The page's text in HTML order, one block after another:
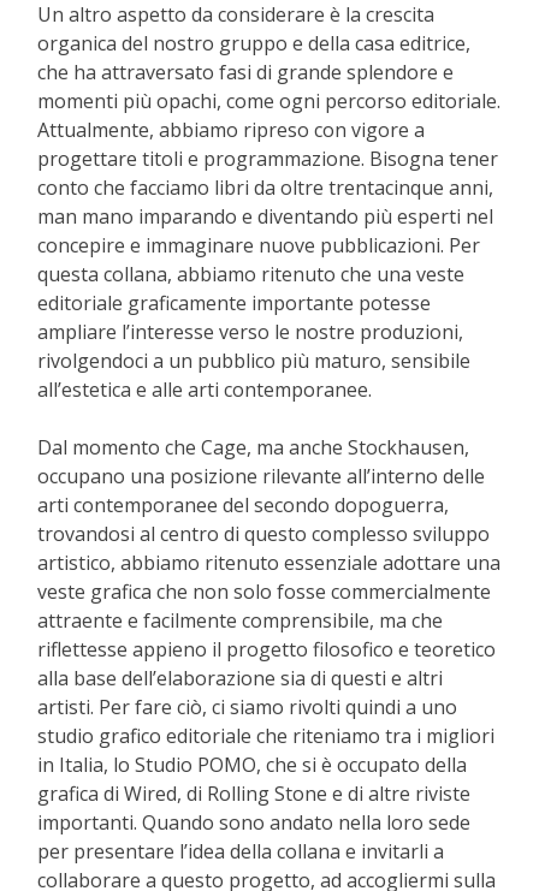
Un altro aspetto da considerare è la crescita
organica del nostro gruppo e della casa editrice,
che ha attraversato fasi di grande splendore e
momenti più opachi, come ogni percorso editoriale.
Attualmente, abbiamo ripreso con vigore a
progettare titoli e programmazione. Bisogna tener
conto che facciamo libri da oltre trentacinque anni,
man mano imparando e diventando più esperti nel
concepire e immaginare nuove pubblicazioni. Per
questa collana, abbiamo ritenuto che una veste
editoriale graficamente importante potesse
ampliare l’interesse verso le nostre produzioni,
rivolgendoci a un pubblico più maturo, sensibile
all’estetica e alle arti contemporanee.
Dal momento che Cage, ma anche Stockhausen,
occupano una posizione rilevante all’interno delle
arti contemporanee del secondo dopoguerra,
trovandosi al centro di questo complesso sviluppo
artistico, abbiamo ritenuto essenziale adottare una
veste grafica che non solo fosse commercialmente
attraente e facilmente comprensibile, ma che
riflettesse appieno il progetto filosofico e teoretico
alla base dell’elaborazione sia di questi e altri
artisti. Per fare ciò, ci siamo rivolti quindi a uno
studio grafico editoriale che riteniamo tra i migliori
in Italia, lo Studio POMO, che si è occupato della
grafica di Wired, di Rolling Stone e di altre riviste
importanti. Quando sono andato nella loro sede
per presentare l’idea della collana e invitarli a
collaborare a questo progetto, ad accogliermi sulla